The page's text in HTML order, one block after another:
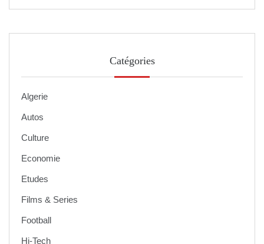
Catégories
Algerie
Autos
Culture
Economie
Etudes
Films & Series
Football
Hi-Tech